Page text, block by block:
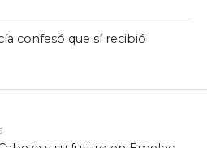
confesó que sí recibió